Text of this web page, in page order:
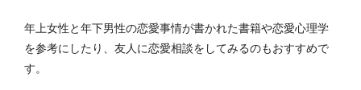
年上女性と年下男性の恋愛事情が書かれた書籍や恋愛心理学
を参考にしたり、友人に恋愛相談をしてみるのもおすすめで
す。